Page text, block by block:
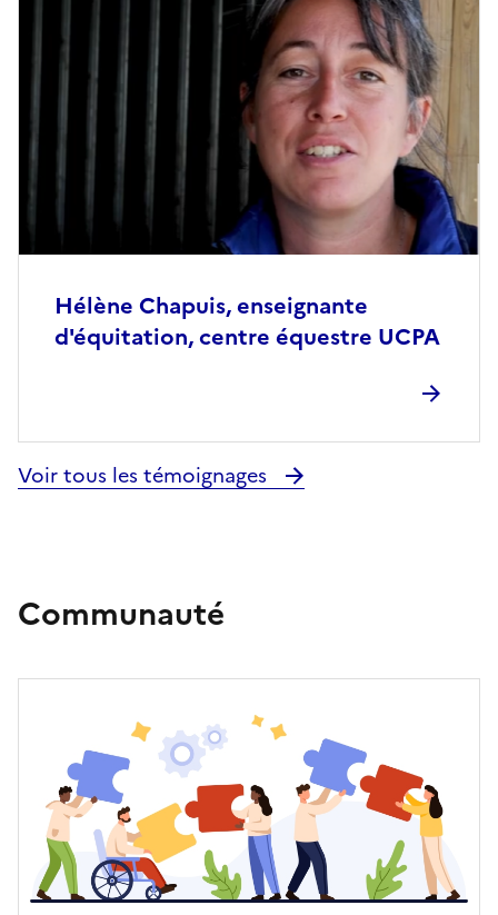
Hélène Chapuis, enseignante
d'équitation, centre équestre UCPA
Voir tous les témoignages
Communauté